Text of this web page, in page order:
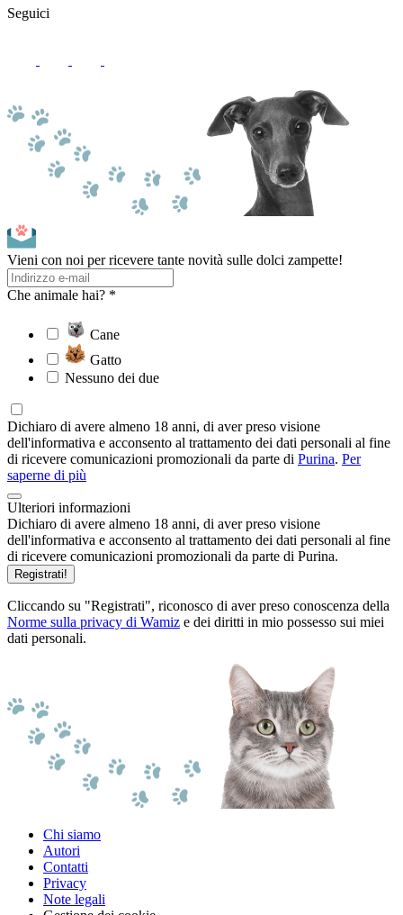
Seguici
Vieni con noi per ricevere tante novità sulle dolci zampette!
Che animale hai? *
Cane
Gatto
Nessuno dei due
Dichiaro di avere almeno 18 anni, di aver preso visione
dell'informativa e acconsento al trattamento dei dati personali al fine
di ricevere comunicazioni promozionali da parte di Purina. Per
saperne di più
Ulteriori informazioni
Dichiaro di avere almeno 18 anni, di aver preso visione
dell'informativa e acconsento al trattamento dei dati personali al fine
di ricevere comunicazioni promozionali da parte di Purina.
Registrati!
Cliccando su "Registrati", riconosco di aver preso conoscenza della
Norme sulla privacy di Wamiz e dei diritti in mio possesso sui miei
dati personali.
Chi siamo
Autori
Contatti
Privacy
Note legali